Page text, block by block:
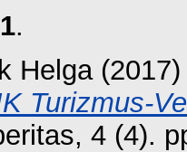
1.
Helga
Turizmus-
4 (4).